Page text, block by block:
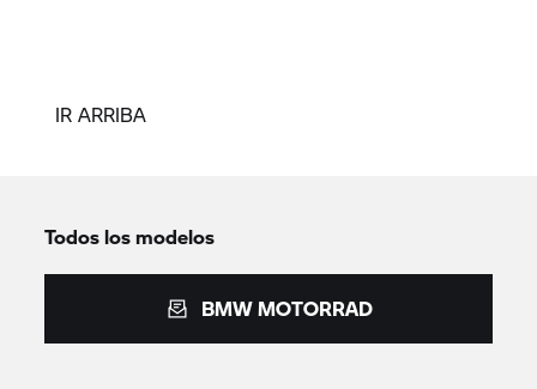
IR ARRIBA
Todos los modelos
BMW MOTORRAD